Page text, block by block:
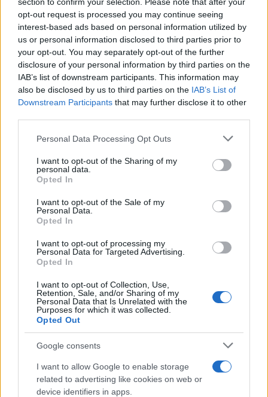
opt-out request is processed you may continue seeing
interest-based ads based on personal information utilized by
us or personal information disclosed to third parties prior to
your opt-out. You may separately opt-out of the further
disclosure of your personal information by third parties on the
IAB’s list of downstream participants. This information may
also be disclosed by us to third parties on the IAB’s List of
Downstream Participants that may further disclose it to other
Please note that this website/app uses one or more Google
not limited to your visit or usage behaviour. You may click to
grant or deny consent to Google and its third-party tags to
use your data for below specified purposes in below Google
consent section.
Personal Data Processing Opt Outs
I want to opt-out of the Sharing of my
personal data.
Opted In
I want to opt-out of the Sale of my
Personal Data.
Opted In
I want to opt-out of processing my
Personal Data for Targeted Advertising.
Opted In
I want to opt-out of Collection, Use,
Retention, Sale, and/or Sharing of my
Personal Data that Is Unrelated with the
Purposes for which it was collected.
Opted Out
Google consents
I want to allow Google to enable storage
related to advertising like cookies on web or
device identifiers in apps.
mettere in luce le bellezze naturali e le eccellenze
culinarie della regione, contribuendo così a
un’immagine positiva e duratura dell’Italia nel
contesto internazionale.
Bianca Magni ha trascritto a mano il diario di
un collezionista fiorentino trovato all'Archivio
di Stato per una serie sul Rinascimento
urbano; è collaboratrice storica che propone
Firenze ed è referente per scambi con
biblioteche storiche cittadine.